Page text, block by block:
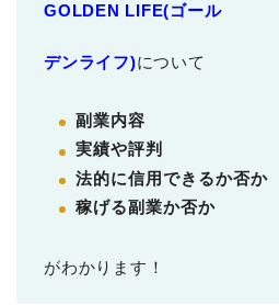
GOLDEN LIFE(ゴール
デンライフ)について
副業内容
実績や評判
法的に信用できるか否か
稼げる副業か否か
がわかります！